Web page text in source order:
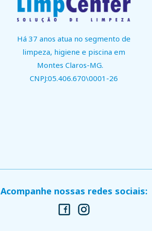
Há 37 anos atua no segmento de
limpeza, higiene e piscina em
Montes Claros-MG.
CNPJ:05.406.670\0001-26
Acompanhe nossas redes sociais: